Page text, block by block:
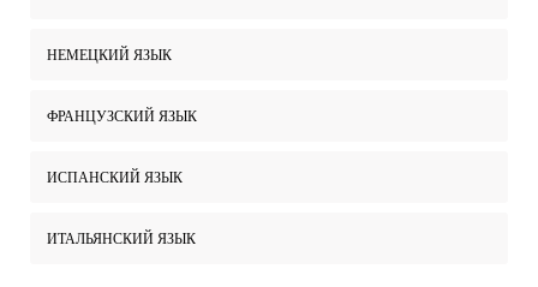
НЕМЕЦКИЙ ЯЗЫК
ФРАНЦУЗСКИЙ ЯЗЫК
ИСПАНСКИЙ ЯЗЫК
ИТАЛЬЯНСКИЙ ЯЗЫК